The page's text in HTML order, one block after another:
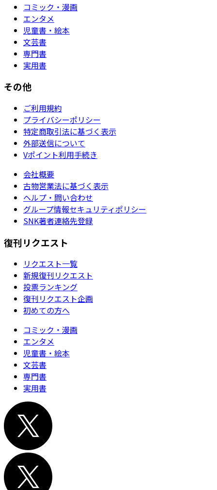
コミック・漫画
エンタメ
児童書・絵本
文芸書
専門書
実用書
その他
ご利用規約
プライバシーポリシー
特定商取引法に基づく表示
外部送信について
Vポイント利用手続き
会社概要
古物営業法に基づく表示
ヘルプ・問い合わせ
グループ情報セキュリティポリシー
SNK著者連絡先登録
復刊リクエスト
リクエスト一覧
新規復刊リクエスト
投票ランキング
復刊リクエスト企画
初めての方へ
コミック・漫画
エンタメ
児童書・絵本
文芸書
専門書
実用書